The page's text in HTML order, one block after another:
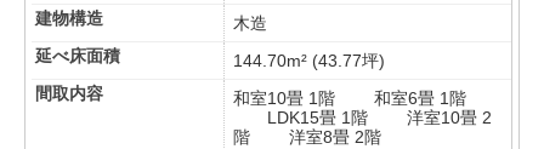
建物構造
木造
延べ床面積
144.70m² (43.77坪)
間取内容
和室10畳 1階 和室6畳 1階
LDK15畳 1階 洋室10畳 2
階 洋室8畳 2階